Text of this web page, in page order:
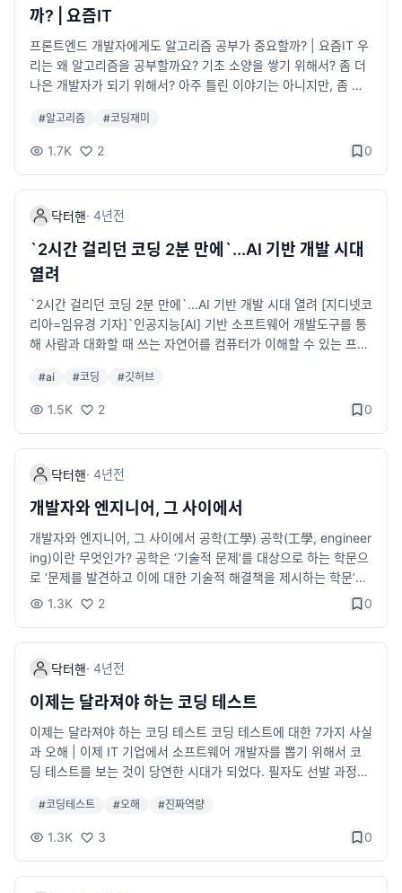
ransformers.js v3.2.0 릴리스 노트
한 코드를 작성할 수 있는 엔지니어입니다.
까? | 요즘IT
프론트엔드 개발자에게도 알고리즘 공부가 중요할까? | 요즘IT 우
리는 왜 알고리즘을 공부할까요? 기초 소양을 쌓기 위해서? 좀 더
나은 개발자가 되기 위해서? 아주 틀린 이야기는 아니지만, 좀 더
하기 위해 알고리즘을 공부하고 있을 겁니다. 프론트엔드 개발자
라면 ‘일단 서비스부터 잘 만들어야 할 것 같은데, 알고리즘은 또
에서 알고리즘 공부의 중요성에 대해 솔직하게 이야기해보고자 합
니다. yozm.wishket.com 알고리즘에 너무 얽매이지 말자
#알고리즘 #코딩재미
1.7K 2 0
닥터핸· 4년전
`2시간 걸리던 코딩 2분 만에`...AI 기반 개발 시대
열려
`2시간 걸리던 코딩 2분 만에`...AI 기반 개발 시대 열려 [지디넷코
리아=임유경 기자]`인공지능[AI] 기반 소프트웨어 개발도구를 통
해 사람과 대화할 때 쓰는 자연어를 컴퓨터가 이해할 수 있는 프로
#ai #코딩 #깃허브
1.5K 2 0
닥터핸· 4년전
개발자와 엔지니어, 그 사이에서
개발자와 엔지니어, 그 사이에서 공학(工學) 공학(工學, engineer
ing)이란 무엇인가? 공학은 ‘기술적 문제’를 대상으로 하는 학문으
로 ‘문제를 발견하고 이에 대한 기술적 해결책을 제시하는 학문’이
라고 정의할 수 있다. 여기서 문제란 작게는 자동차 부품일 수도 있
과 기술을 이용하여 인간에게 유용한 제품을 만드는 학문이다. [네
이버 지식백과 ― 공학의 개념] 책을 쓰고 개발을 하면서 종종 드
는 생각이 있다면, 나는 개발자인가? 엔지니어인가? 이다. 개발자
더가 있는데, 여기서 개발자와 엔지니어는 본질적으로 무엇이 다
른가에 대한 고민해본 결과.. pronist.dev 나는 개발자~
1.3K 2 0
닥터핸· 4년전
이제는 달라져야 하는 코딩 테스트
이제는 달라져야 하는 코딩 테스트 코딩 테스트에 대한 7가지 사실
과 오해 | 이제 IT 기업에서 소프트웨어 개발자를 뽑기 위해서 코
딩 테스트를 보는 것이 당연한 시대가 되었다. 필자도 선발 과정
고 평가 과정에 참여하기도 했다. 개발자 역량 중에서 코드를 작성
하는 역량이 중요하다는 것은 누구나 동의할 것이다. 그렇지만 오
#코딩테스트 #오해 #진짜역량
1.3K 3 0